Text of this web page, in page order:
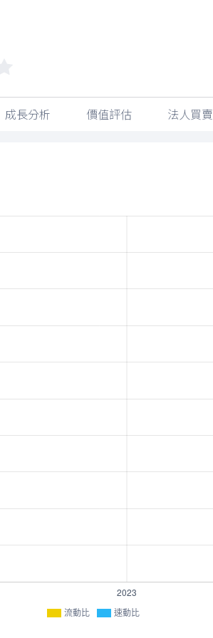
成長分析 價值評估 法人買賣
流動比 速動比